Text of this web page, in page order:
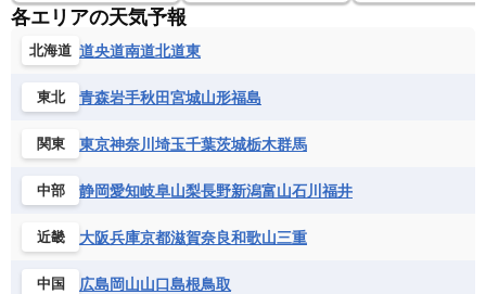
各エリアの天気予報
北海道 道央道南道北道東
東北 青森岩手秋田宮城山形福島
関東 東京神奈川 埼玉千葉茨城栃木群馬
中部 静岡愛知岐阜山梨長野新潟富山石川 福井
近畿 大阪兵庫京都滋賀奈良和歌山三重
中国 広島岡山山口島根鳥取